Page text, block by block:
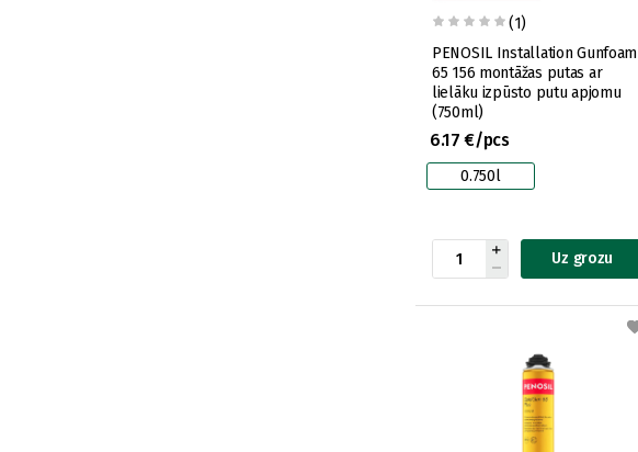
(1)
PENOSIL Installation Gunfoam
65 156 montāžas putas ar
lielāku izpūsto putu apjomu
(750ml)
6.17 €/pcs
0.750l
Uz grozu